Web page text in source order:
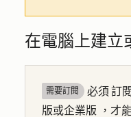
在電腦上建立
需要訂閱 必須 訂
版或企業版 ，才能